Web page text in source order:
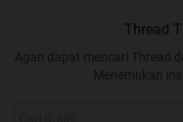
Thread
Agan dapat mencari Thread
Menemukan